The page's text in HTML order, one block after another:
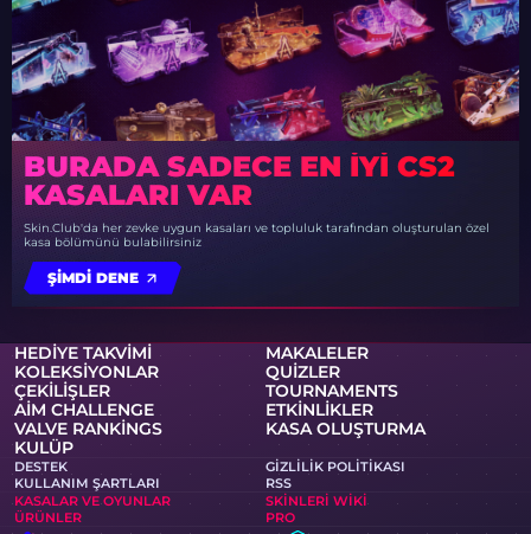
BURADA SADECE EN IYI CS2
KASALARI VAR
Skin.Club'da her zevke uygun kasaları ve topluluk tarafından oluşturulan özel
kasa bölümünü bulabilirsiniz
ŞIMDI DENE
HEDIYE TAKVIMI
MAKALELER
KOLEKSIYONLAR
QUIZLER
ÇEKILIŞLER
TOURNAMENTS
AIM CHALLENGE
ETKINLIKLER
VALVE RANKINGS
KASA OLUŞTURMA
KULÜP
DESTEK
GIZLILIK POLITIKASI
KULLANIM ŞARTLARI
RSS
KASALAR VE OYUNLAR
SKINLERI WIKI
ÜRÜNLER
PRO